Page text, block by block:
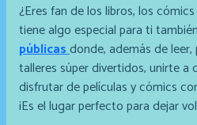
¿Eres fan de los libros, los
tiene algo especial para ti
públicasdonde, además de
talleres súper divertidos, unirte a
disfrutar de películas y cómics
¡Es el lugar perfecto para dejar